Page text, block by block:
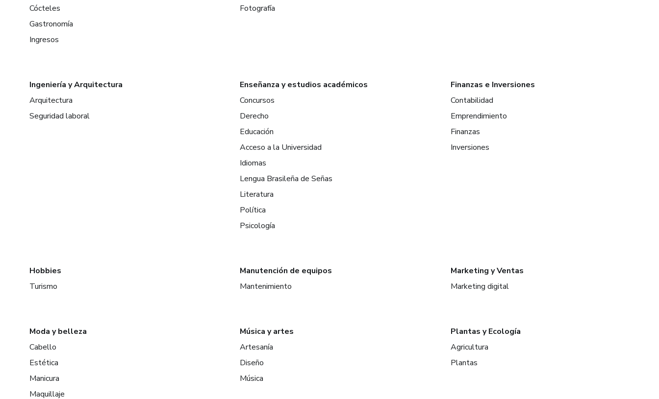
Cócteles
Gastronomía
Ingresos
Fotografía
Ingeniería y Arquitectura
Arquitectura
Seguridad laboral
Enseñanza y estudios académicos
Concursos
Derecho
Educación
Acceso a la Universidad
Idiomas
Lengua Brasileña de Señas
Literatura
Política
Psicología
Finanzas e Inversiones
Contabilidad
Emprendimiento
Finanzas
Inversiones
Hobbies
Turismo
Manutención de equipos
Mantenimiento
Marketing y Ventas
Marketing digital
Moda y belleza
Cabello
Estética
Manicura
Maquillaje
Música y artes
Artesanía
Diseño
Música
Plantas y Ecología
Agricultura
Plantas